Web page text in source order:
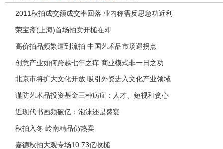
2011秋拍成交额成交率回落 业内称需反思急功近利
荣宝斋(上海)首场拍卖开槌在即
高价拍品频繁遭到流拍 中国艺术品市场遇拐点
创意产业如何跨越七年之痒 商业模式非一日之功
北京市将扩大文化开放 吸引外资进入文化产业领域
谨防艺术品投资基金三种病症：人才、短视和贪心
近现代书画频破亿：泡沫还是盛宴
秋拍入冬 岭南精品仍热卖
嘉德秋拍大观专场10.73亿收槌